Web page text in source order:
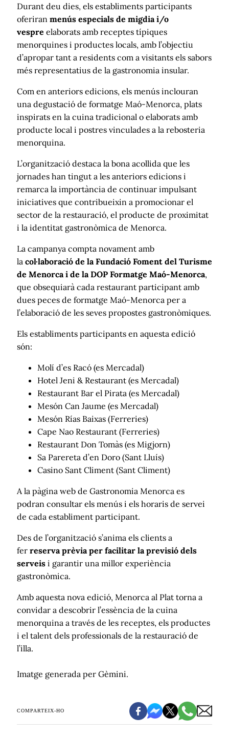
Durant deu dies, els establiments participants
oferiran menús especials de migdia i/o
vespre elaborats amb receptes típiques
menorquines i productes locals, amb l’objectiu
d’apropar tant a residents com a visitants els sabors
més representatius de la gastronomia insular.
Com en anteriors edicions, els menús inclouran
una degustació de formatge Maó-Menorca, plats
inspirats en la cuina tradicional o elaborats amb
producte local i postres vinculades a la rebosteria
menorquina.
L’organització destaca la bona acollida que les
jornades han tingut a les anteriors edicions i
remarca la importància de continuar impulsant
iniciatives que contribueixin a promocionar el
sector de la restauració, el producte de proximitat
i la identitat gastronòmica de Menorca.
La campanya compta novament amb
la col·laboració de la Fundació Foment del Turisme
de Menorca i de la DOP Formatge Maó-Menorca,
que obsequiarà cada restaurant participant amb
dues peces de formatge Maó-Menorca per a
l’elaboració de les seves propostes gastronòmiques.
Els establiments participants en aquesta edició
són:
Molí d’es Racó (es Mercadal)
Hotel Jeni & Restaurant (es Mercadal)
Restaurant Bar el Pirata (es Mercadal)
Mesón Can Jaume (es Mercadal)
Mesón Rías Baixas (Ferreries)
Cape Nao Restaurant (Ferreries)
Restaurant Don Tomàs (es Migjorn)
Sa Parereta d’en Doro (Sant Lluís)
Casino Sant Climent (Sant Climent)
A la pàgina web de Gastronomia Menorca es
podran consultar els menús i els horaris de servei
de cada establiment participant.
Des de l’organització s’anima els clients a
fer reserva prèvia per facilitar la previsió dels
serveis i garantir una millor experiència
gastronòmica.
Amb aquesta nova edició, Menorca al Plat torna a
convidar a descobrir l’essència de la cuina
menorquina a través de les receptes, els productes
i el talent dels professionals de la restauració de
l’illa.
Imatge generada per Gèmini.
COMPARTEIX-HO